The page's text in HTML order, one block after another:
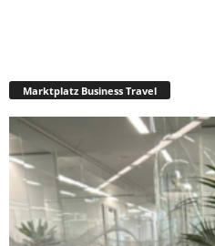
Marktplatz Business Travel